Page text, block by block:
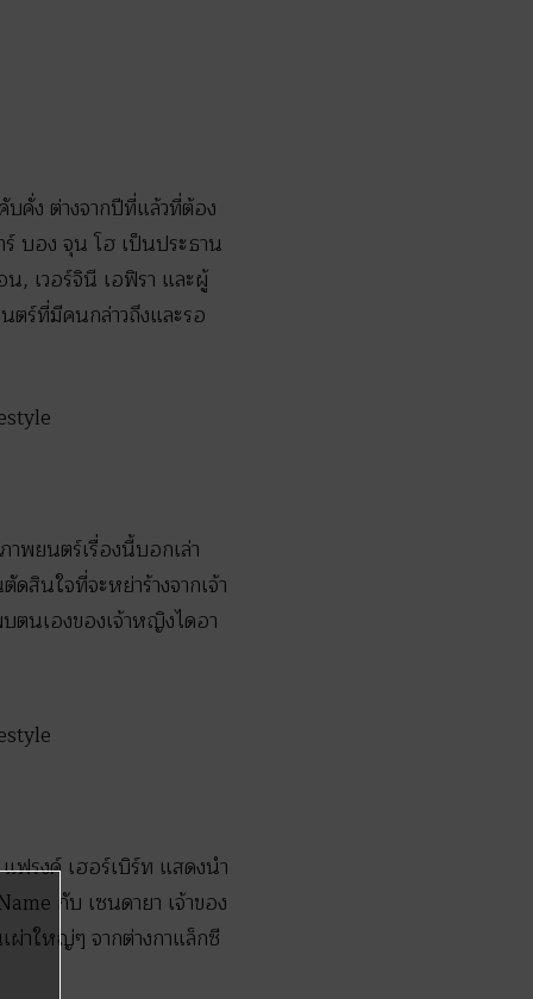
บคั่ง ต่างจากปีที่แล้วที่ต้อง
ร์ บอง จุน โฮ เป็นประธาน
, เวอร์จินี เอฟิรา และผู้
ตร์ที่มีคนกล่าวถึงและรอ
าพยนตร์เรื่องนี้บอกเล่า
สินใจที่จะหย่าร้างจากเจ้า
ตนเองของเจ้าหญิงไดอา
ฟรงค์ เฮอร์เบิร์ท แสดงนำ
กับ เซนดายา เจ้าของ
ผ่าใหญ่ๆ จากต่างกาแล็กซี